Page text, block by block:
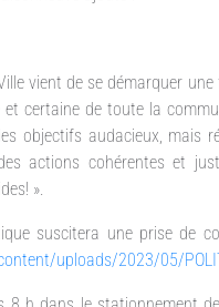
vient de se démarquer
certaine de toute la
objectifs audacieux, mais
actions cohérentes et
».
suscitera une prise de
uploads/2023/05/